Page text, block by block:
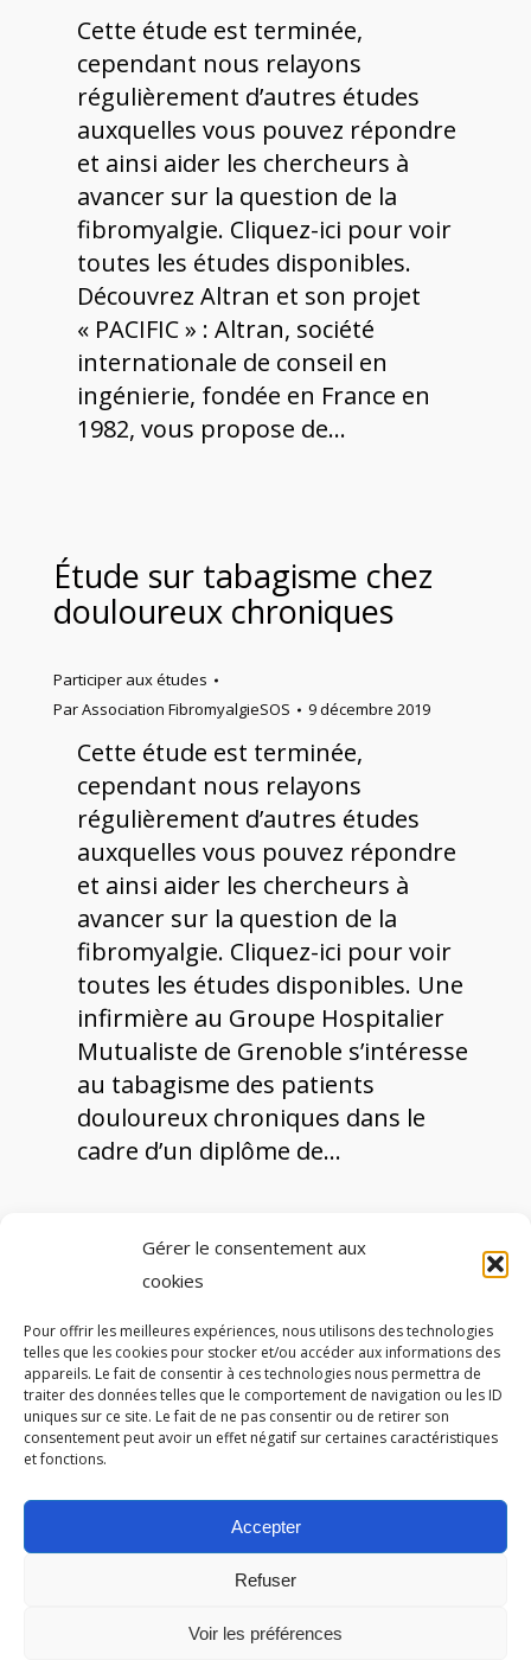
Gérer le consentement aux
cookies
Pour offrir les meilleures expériences, nous utilisons des technologies
telles que les cookies pour stocker et/ou accéder aux informations des
appareils. Le fait de consentir à ces technologies nous permettra de
traiter des données telles que le comportement de navigation ou les ID
uniques sur ce site. Le fait de ne pas consentir ou de retirer son
consentement peut avoir un effet négatif sur certaines caractéristiques
et fonctions.
Accepter
Refuser
Voir les préférences
Cette étude est terminée,
cependant nous relayons
régulièrement d’autres études
auxquelles vous pouvez répondre
et ainsi aider les chercheurs à
avancer sur la question de la
fibromyalgie. Cliquez-ici pour voir
toutes les études disponibles.
Découvrez Altran et son projet
« PACIFIC » : Altran, société
internationale de conseil en
ingénierie, fondée en France en
1982, vous propose de…
Étude sur tabagisme chez
douloureux chroniques
Participer aux études
ParAssociation FibromyalgieSOS 9 décembre 2019
Cette étude est terminée,
cependant nous relayons
régulièrement d’autres études
auxquelles vous pouvez répondre
et ainsi aider les chercheurs à
avancer sur la question de la
fibromyalgie. Cliquez-ici pour voir
toutes les études disponibles. Une
infirmière au Groupe Hospitalier
Mutualiste de Grenoble s’intéresse
au tabagisme des patients
douloureux chroniques dans le
cadre d’un diplôme de…
Autres partenaires